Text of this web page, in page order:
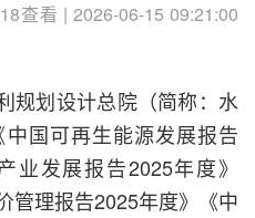
查看 | 2026-06-15 09:21:00
规划设计总院（简称：水
国可再生能源发展报告
业发展报告2025年度》
管理报告2025年度》《中